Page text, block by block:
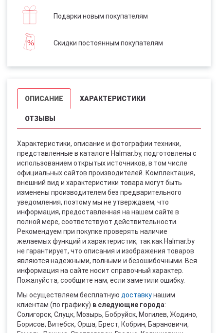
Подарки новым покупателям
Скидки постоянным покупателям
ОПИСАНИЕ ХАРАКТЕРИСТИКИ
ОТЗЫВЫ
Характеристики, описание и фотографии техники,
представленные в каталоге Halmar.by, подготовлены с
использованием открытых источников, в том числе
официальных сайтов производителей. Комплектация,
внешний вид и характеристики товара могут быть
изменены производителем без предварительного
уведомления, поэтому мы не утверждаем, что
информация, предоставленная на нашем сайте в
полной мере, соответствуют действительности.
Рекомендуем при покупке проверять наличие
желаемых функций и характеристик, так как Halmar.by
не гарантирует, что описания и изображения товаров
являются надежными, полными и безошибочными. Вся
информация на сайте носит справочный характер.
Пожалуйста, сообщите нам, если заметили ошибку.
Мы осуществляем бесплатную доставкунашим
клиентам (по графику) в следующие города:
Солигорск, Слуцк, Мозырь, Бобруйск, Могилев, Жодино,
Борисов, Витебск, Орша, Брест, Кобрин, Барановичи,